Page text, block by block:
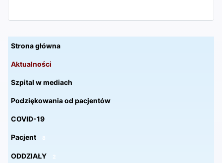
Strona główna
Aktualności
Szpital w mediach
Podziękowania od pacjentów
COVID-19
Pacjent 8
ODDZIAŁY 2